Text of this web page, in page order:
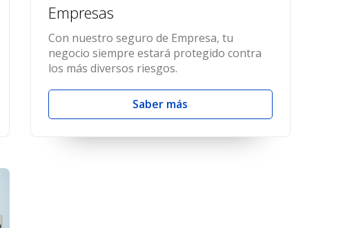
Empresas
Con nuestro seguro de Empresa, tu
negocio siempre estará protegido contra
los más diversos riesgos.
Saber más